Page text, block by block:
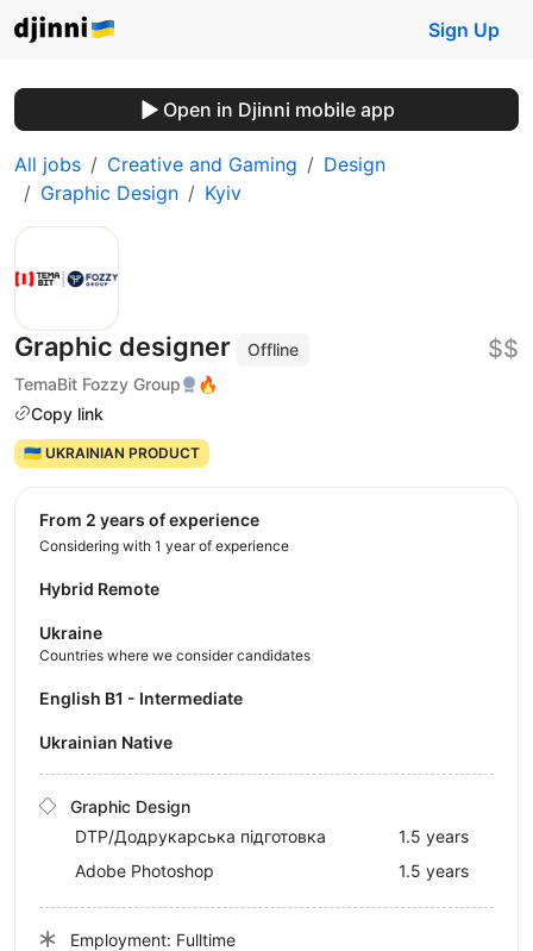
Sign Up
Open in Djinni mobile app
All jobs Creative and Gaming
Design
Graphic Design
Kyiv
Graphic designer
Offline
TemaBit Fozzy Group
🔥
Copy link
$$
🇺🇦 UKRAINIAN PRODUCT
from 2 years of experience
Considering with 1 year of experience
Hybrid Remote
Ukraine
Countries where we consider candidates
English B1 - Intermediate
Ukrainian Native
Graphic Design
DTP/Додрукарська підготовка
1.5 years
Adobe Photoshop
1.5 years
Employment: Fulltime